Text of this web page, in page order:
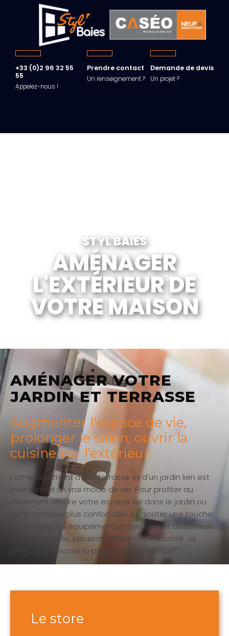
+33 (0)2 96 32 55
55
Appelez-nous !
Prendre contact
Un renseignement ?
Demande de devis
Un projet ?
STYL'BAIES
AMÉNAGER
L'EXTÉRIEUR DE
VOTRE MAISON
AMÉNAGER VOTRE
JARDIN ET TERRASSE
Augmenter l'espace de vie,
prolonger le salon, ouvrir la
cuisine sur l’extérieur.
L'aménagement d'une terrasse et d'un jardin lien est
maintenant un vrai mode de vie. Pour profiter au
maximum, rendre votre espace vie dans le jardin ou
sur la terrasse plus confortable et ajouter une touche
esthétique, les équipements majeurs sont désormais
le store en toile, idéalement le store motorisé , la
pergola ou encore la pergola bioclimatique.
Le store